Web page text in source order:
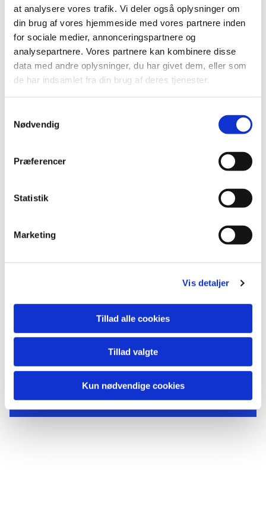
at analysere vores trafik. Vi deler også oplysninger om
din brug af vores hjemmeside med vores partnere inden
for sociale medier, annonceringspartnere og
analysepartnere. Vores partnere kan kombinere disse
data med andre oplysninger, du har givet dem, eller som
de har indsamlet fra din brug af deres tjenester.
Nødvendig
Præferencer
Statistik
Marketing
Vis detaljer
Tillad alle cookies
Tillad valgte
Kun nødvendige cookies
Camilla Köhler Karlsson
Kirke- & Kulturmedarbejder
Du vil måske også kunne
lide...